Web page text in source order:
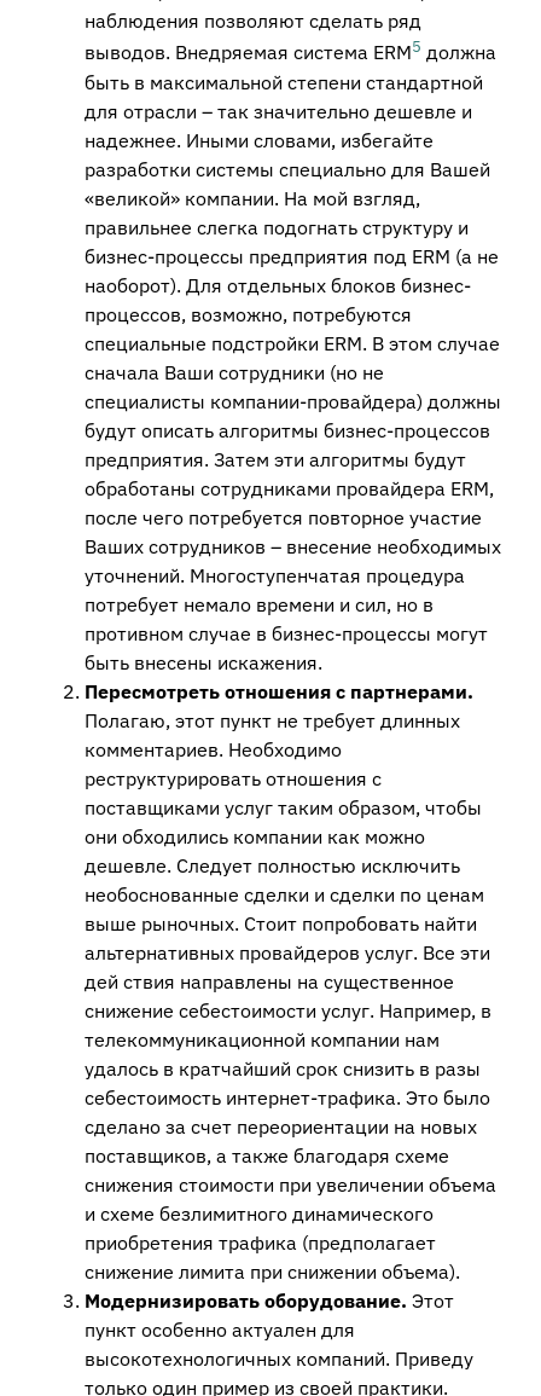
наблюдения позволяют сделать ряд
выводов. Внедряемая система ERM5 должна
быть в максимальной степени стандартной
для отрасли – так значительно дешевле и
надежнее. Иными словами, избегайте
разработки системы специально для Вашей
«великой» компании. На мой взгляд,
правильнее слегка подогнать структуру и
бизнес-процессы предприятия под ERM (а не
наоборот). Для отдельных блоков бизнес-
процессов, возможно, потребуются
специальные подстройки ERM. В этом случае
сначала Ваши сотрудники (но не
специалисты компании-провайдера) должны
будут описать алгоритмы бизнес-процессов
предприятия. Затем эти алгоритмы будут
обработаны сотрудниками провайдера ERM,
после чего потребуется повторное участие
Ваших сотрудников – внесение необходимых
уточнений. Многоступенчатая процедура
потребует немало времени и сил, но в
противном случае в бизнес-процессы могут
быть внесены искажения.
Пересмотреть отношения с партнерами.
Полагаю, этот пункт не требует длинных
комментариев. Необходимо
реструктурировать отношения с
поставщиками услуг таким образом, чтобы
они обходились компании как можно
дешевле. Следует полностью исключить
необоснованные сделки и сделки по ценам
выше рыночных. Стоит попробовать найти
альтернативных провайдеров услуг. Все эти
дей ствия направлены на существенное
снижение себестоимости услуг. Например, в
телекоммуникационной компании нам
удалось в кратчайший срок снизить в разы
себестоимость интернет-трафика. Это было
сделано за счет переориентации на новых
поставщиков, а также благодаря схеме
снижения стоимости при увеличении объема
и схеме безлимитного динамического
приобретения трафика (предполагает
снижение лимита при снижении объема).
Модернизировать оборудование. Этот
пункт особенно актуален для
высокотехнологичных компаний. Приведу
только один пример из своей практики.